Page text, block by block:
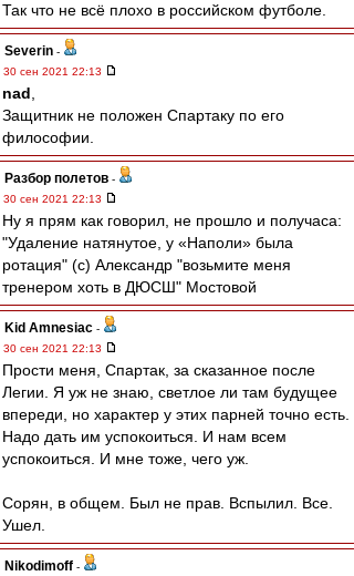
Так что не всё плохо в российском футболе.
Severin -
30 сен 2021 22:13
nad
Защитник не положен Спартаку по его
философии.
Разбор полетов -
30 сен 2021 22:13
Ну я прям как говорил, не прошло и получаса:
"Удаление натянутое, у «Наполи» была
ротация" (с) Александр "возьмите меня
тренером хоть в ДЮСШ" Мостовой
Kid Amnesiac -
30 сен 2021 22:13
Прости меня, Спартак, за сказанное после
Легии. Я уж не знаю, светлое ли там будущее
впереди, но характер у этих парней точно есть.
Надо дать им успокоиться. И нам всем
успокоиться. И мне тоже, чего уж.
Сорян, в общем. Был не прав. Вспылил. Все.
Ушел.
Nikodimoff -